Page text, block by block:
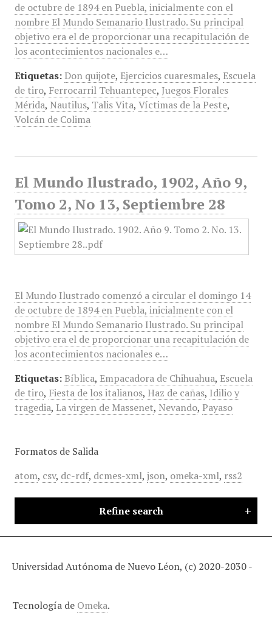
de octubre de 1894 en Puebla, inicialmente con el
nombre El Mundo Semanario Ilustrado. Su principal
objetivo era el de proporcionar una recapitulación de
los acontecimientos nacionales e…
Etiquetas: Don quijote, Ejercicios cuaresmales, Escuela
de tiro, Ferrocarril Tehuantepec, Juegos Florales
Mérida, Nautilus, Talis Vita, Víctimas de la Peste,
Volcán de Colima
El Mundo Ilustrado, 1902, Año 9,
Tomo 2, No 13, Septiembre 28
El Mundo Ilustrado comenzó a circular el domingo 14
de octubre de 1894 en Puebla, inicialmente con el
nombre El Mundo Semanario Ilustrado. Su principal
objetivo era el de proporcionar una recapitulación de
los acontecimientos nacionales e…
Etiquetas: Bíblica, Empacadora de Chihuahua, Escuela
de tiro, Fiesta de los italianos, Haz de cañas, Idilio y
tragedia, La virgen de Massenet, Nevando, Payaso
Formatos de Salida
atom, csv, dc-rdf, dcmes-xml, json, omeka-xml, rss2
Refine search
Universidad Autónoma de Nuevo Léon, (c) 2020-2030 -
Tecnología de Omeka.